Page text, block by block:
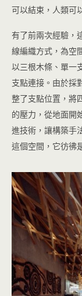
可以結束，人類可
有了前兩次經驗，
線編織方式，為空
以三根木條、單一
支點連接。由於採
整了支點位置，將
的壓力，從地面開
進技術，讓構築手
這個空間，它彷彿